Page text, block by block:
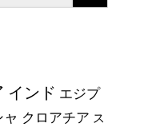
インド エジプ
クロアチア ス